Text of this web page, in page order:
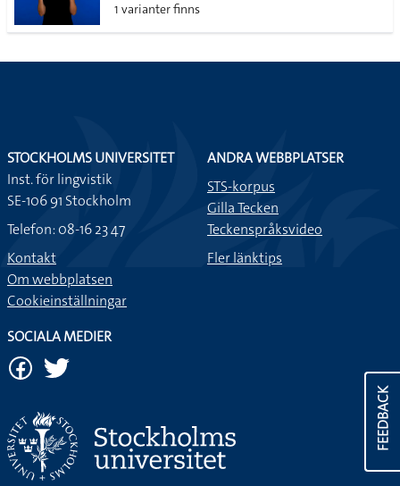
1 varianter finns
FEEDBACK
STOCKHOLMS UNIVERSITET
Inst. för lingvistik
SE-106 91 Stockholm
Telefon: 08-16 23 47
Kontakt
Om webbplatsen
Cookieinställningar
ANDRA WEBBPLATSER
STS-korpus
Gilla Tecken
Teckenspråksvideo
Fler länktips
SOCIALA MEDIER